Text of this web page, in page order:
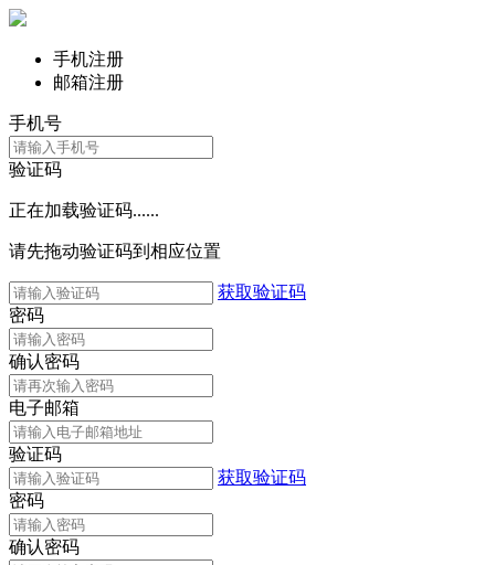
手机注册
邮箱注册
手机号
验证码
正在加载验证码......
请先拖动验证码到相应位置
获取验证码
密码
确认密码
电子邮箱
验证码
获取验证码
密码
确认密码